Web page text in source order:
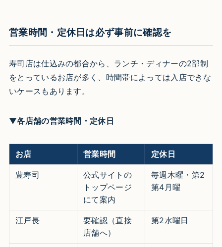
営業時間・定休日は必ず事前に確認を
寿司店は仕込みの都合から、ランチ・ディナーの2部制
をとっているお店が多く、時間帯によっては入店できな
いケースもあります。
▼各店舗の営業時間・定休日
お店 営業時間 定休日
豊寿司
公式サイトの
トップページ
にて案内
毎週木曜・第2
第4月曜
江戸長
要確認（直接
店舗へ）
第2水曜日